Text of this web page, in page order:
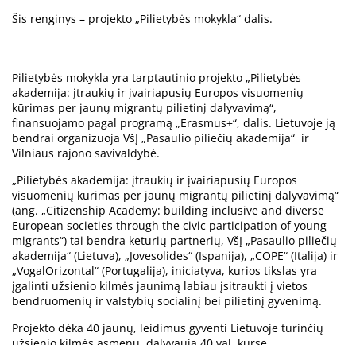
Šis renginys – projekto „Pilietybės mokykla“ dalis.
Pilietybės mokykla yra tarptautinio projekto „Pilietybės
akademija: įtraukių ir įvairiapusių Europos visuomenių
kūrimas per jaunų migrantų pilietinį dalyvavimą“,
finansuojamo pagal programą „Erasmus+“, dalis. Lietuvoje ją
bendrai organizuoja VšĮ „Pasaulio piliečių akademija“ ir
Vilniaus rajono savivaldybė.
„Pilietybės akademija: įtraukių ir įvairiapusių Europos
visuomenių kūrimas per jaunų migrantų pilietinį dalyvavimą“
(ang. „Citizenship Academy: building inclusive and diverse
European societies through the civic participation of young
migrants“) tai bendra keturių partnerių, VšĮ „Pasaulio piliečių
akademija“ (Lietuva), „Jovesolides“ (Ispanija), „COPE“ (Italija) ir
„VogalOrizontal“ (Portugalija), iniciatyva, kurios tikslas yra
įgalinti užsienio kilmės jaunimą labiau įsitraukti į vietos
bendruomenių ir valstybių socialinį bei pilietinį gyvenimą.
Projekto dėka 40 jaunų, leidimus gyventi Lietuvoje turinčių